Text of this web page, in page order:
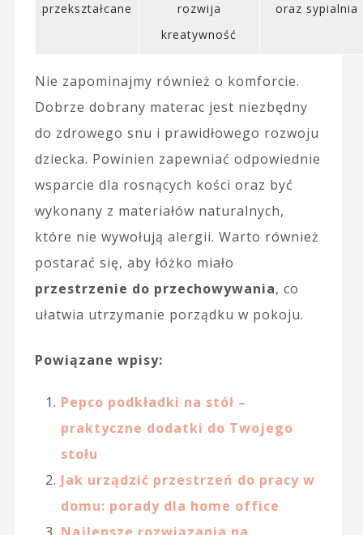
przekształcane
rozwija
kreatywność
oraz sypialnia
Nie zapominajmy również o komforcie.
Dobrze dobrany materac jest niezbędny
do zdrowego snu i prawidłowego rozwoju
dziecka. Powinien zapewniać odpowiednie
wsparcie dla rosnących kości oraz być
wykonany z materiałów naturalnych,
które nie wywołują alergii. Warto również
postarać się, aby łóżko miało
przestrzenie do przechowywania, co
ułatwia utrzymanie porządku w pokoju.
Powiązane wpisy:
Pepco podkładki na stół –
praktyczne dodatki do Twojego
stołu
Jak urządzić przestrzeń do pracy w
domu: porady dla home office